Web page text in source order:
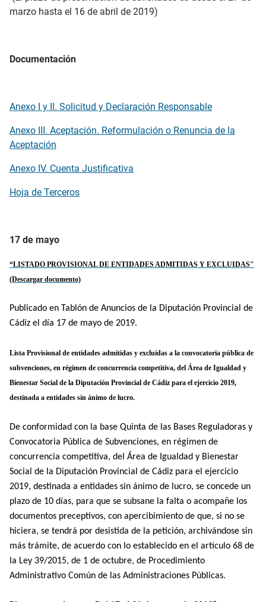
marzo hasta el 16 de abril de 2019)
Documentación
Anexo I y II. Solicitud y Declaración Responsable
Anexo III. Aceptación. Reformulación o Renuncia de la
Aceptación
Anexo IV. Cuenta Justificativa
Hoja de Terceros
17 de mayo
“LISTADO PROVISIONAL DE ENTIDADES ADMITIDAS Y EXCLUIDAS"
(Descargar documento)
Publicado en Tablón de Anuncios de la Diputación Provincial de
Cádiz el día 17 de mayo de 2019.
Lista Provisional de entidades admitidas y excluidas a la convocatoria pública de
subvenciones, en régimen de concurrencia competitiva, del Área de Igualdad y
Bienestar Social de la Diputación Provincial de Cádiz para el ejercicio 2019,
destinada a entidades sin ánimo de lucro.
De conformidad con la base Quinta de las Bases Reguladoras y
Convocatoria Pública de Subvenciones, en régimen de
concurrencia competitiva, del Área de Igualdad y Bienestar
Social de la Diputación Provincial de Cádiz para el ejercicio
2019, destinada a entidades sin ánimo de lucro, se concede un
plazo de 10 días, para que se subsane la falta o acompañe los
documentos preceptivos, con apercibimiento de que, si no se
hiciera, se tendrá por desistida de la petición, archivándose sin
más trámite, de acuerdo con lo establecido en el artículo 68 de
la Ley 39/2015, de 1 de octubre, de Procedimiento
Administrativo Común de las Administraciones Públicas.